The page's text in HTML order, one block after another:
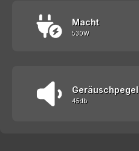
Macht
530W
Geräuschpegel
45db